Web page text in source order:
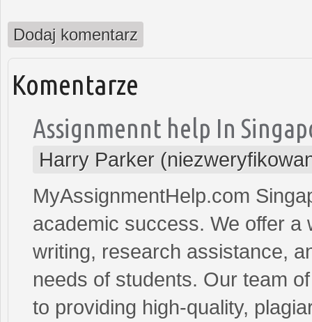
Dodaj komentarz
Komentarze
Assignmennt help In
Harry Parker
MyAssignmentHelp.com
academic success. We offer
writing, research assistance,
needs of students. Our team
to providing high-quality,